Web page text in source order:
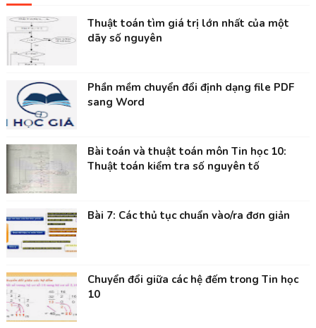
Thuật toán tìm giá trị lớn nhất của một
dãy số nguyên
Phần mềm chuyển đổi định dạng file PDF
sang Word
Bài toán và thuật toán môn Tin học 10:
Thuật toán kiểm tra số nguyên tố
Bài 7: Các thủ tục chuẩn vào/ra đơn giản
Chuyển đổi giữa các hệ đếm trong Tin học
10